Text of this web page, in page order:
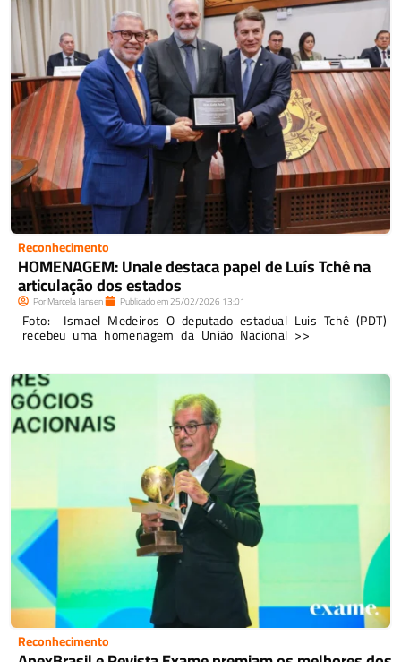
Reconhecimento
HOMENAGEM: Unale destaca papel de Luís Tchê na
articulação dos estados
PorMarcela Jansen Publicado em25/02/2026 13:01
Foto: Ismael Medeiros O deputado estadual Luis Tchê (PDT)
recebeu uma homenagem da União Nacional >>
Reconhecimento